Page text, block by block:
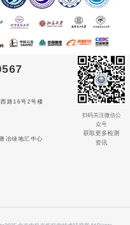
路16号2号楼
冶绿地汇中心
扫码关注微信公
众号
获取更多检测
资讯